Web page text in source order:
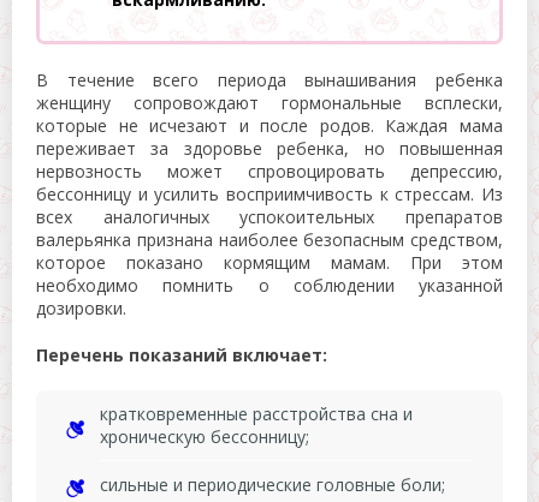
В течение всего периода вынашивания ребенка
женщину сопровождают гормональные всплески,
которые не исчезают и после родов. Каждая мама
переживает за здоровье ребенка, но повышенная
нервозность может спровоцировать депрессию,
бессонницу и усилить восприимчивость к стрессам. Из
всех аналогичных успокоительных препаратов
валерьянка признана наиболее безопасным средством,
которое показано кормящим мамам. При этом
необходимо помнить о соблюдении указанной
дозировки.
Перечень показаний включает:
кратковременные расстройства сна и
хроническую бессонницу;
сильные и периодические головные боли;